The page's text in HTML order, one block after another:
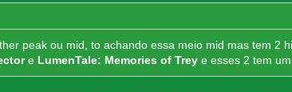
peak ou mid, to achando essa meio mid mas tem 2
e LumenTale: Memories of Treye esses 2 tem